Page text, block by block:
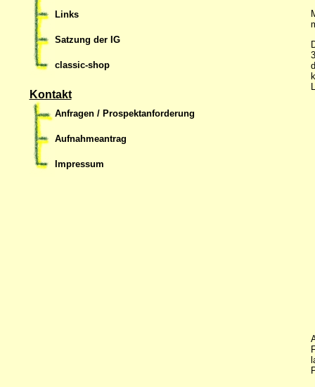
Links
Satzung der IG
classic-shop
Kontakt
Anfragen / Prospektanforderung
Aufnahmeantrag
Impressum